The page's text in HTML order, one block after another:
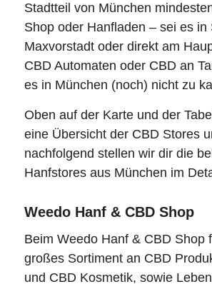
Stadtteil von München
Shop oder Hanfladen – sei es in
Maxvorstadt oder direkt am
CBD Automaten oder CBD an
es in München (noch) nicht zu
Oben auf der Karte und der
eine Übersicht der CBD Stores
nachfolgend stellen wir dir die
Hanfstores aus München im
Weedo Hanf & CBD Shop
Beim Weedo Hanf & CBD Shop
großes Sortiment an CBD
und CBD Kosmetik, sowie